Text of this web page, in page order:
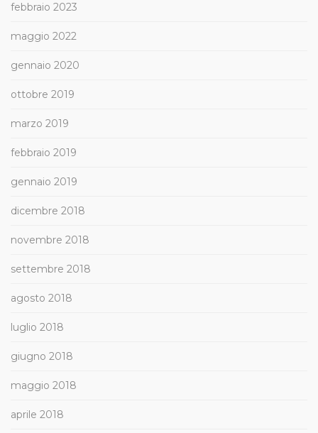
febbraio 2023
maggio 2022
gennaio 2020
ottobre 2019
marzo 2019
febbraio 2019
gennaio 2019
dicembre 2018
novembre 2018
settembre 2018
agosto 2018
luglio 2018
giugno 2018
maggio 2018
aprile 2018